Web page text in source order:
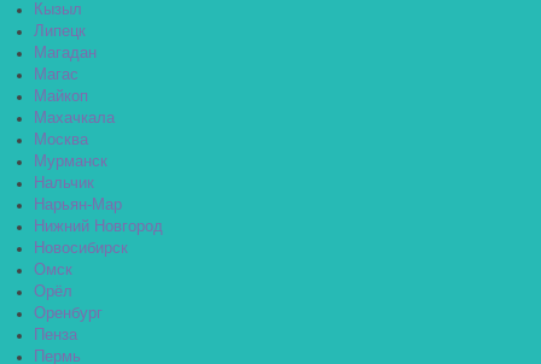
Кызыл
Липецк
Магадан
Магас
Майкоп
Махачкала
Москва
Мурманск
Нальчик
Нарьян-Мар
Нижний Новгород
Новосибирск
Омск
Орёл
Оренбург
Пенза
Пермь